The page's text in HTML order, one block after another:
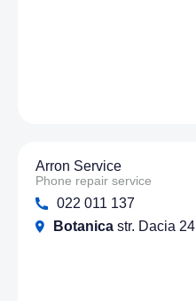
Arron Service
Phone repair service
022 011 137
Botanica str. Dacia 24